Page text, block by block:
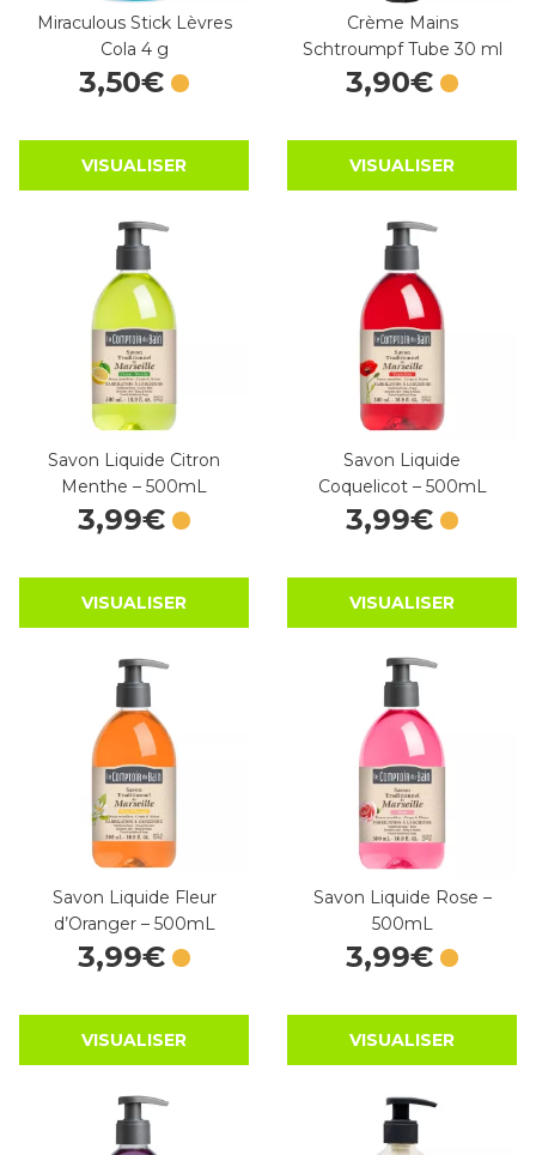
Miraculous Stick Lèvres
Cola 4 g
3,50€
VISUALISER
Crème Mains
Schtroumpf Tube 30 ml
3,90€
VISUALISER
Savon Liquide Citron
Menthe – 500mL
3,99€
VISUALISER
Savon Liquide
Coquelicot – 500mL
3,99€
VISUALISER
Savon Liquide Fleur
d’Oranger – 500mL
3,99€
VISUALISER
Savon Liquide Rose –
500mL
3,99€
VISUALISER